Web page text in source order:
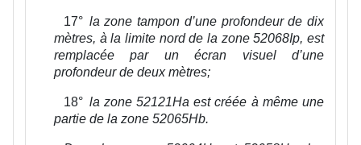
17° la zone tampon d’une profondeur de dix
mètres, à la limite nord de la zone 52068Ip, est
remplacée par un écran visuel d’une
profondeur de deux mètres;
18° la zone 52121Ha est créée à même une
partie de la zone 52065Hb.